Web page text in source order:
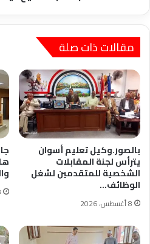
مقالات ذات صلة
بالصور.وكيل تعليم أسوان
يترأس لجنة المقابلات
الشخصية للمتقدمين لشغل
الوظائف…
8 أغسطس، 2026
8